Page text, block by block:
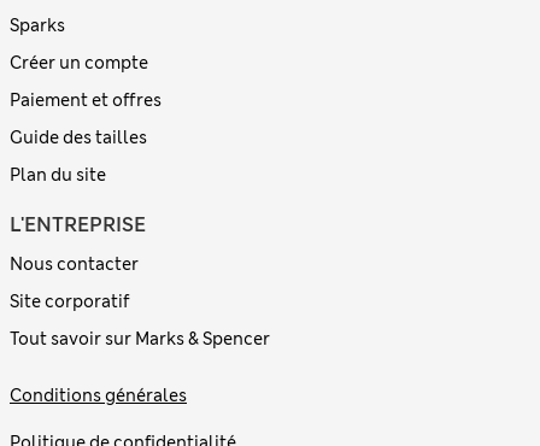
Sparks
Créer un compte
Paiement et offres
Guide des tailles
Plan du site
L'ENTREPRISE
Nous contacter
Site corporatif
Tout savoir sur Marks & Spencer
Conditions générales